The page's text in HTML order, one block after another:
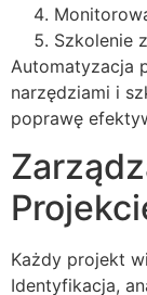
Szkolenie
Automatyzacja
narzędziami i
poprawę
Każdy projekt
Identyfikacja,